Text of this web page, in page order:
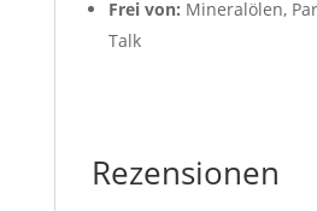
Frei von: Mineralölen,
Talk
Rezensionen